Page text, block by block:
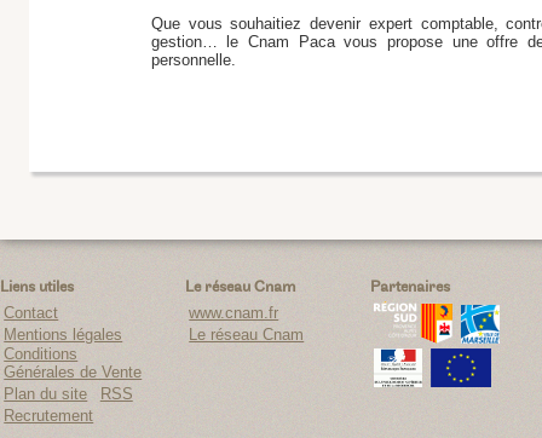
Que vous souhaitiez devenir expert comptable,
gestion… le Cnam Paca vous propose une offre
personnelle.
Liens utiles
Contact
Mentions légales
Conditions
Générales de Vente
Plan du site
RSS
Recrutement
Le réseau Cnam
www.cnam.fr
Le réseau Cnam
Partenaires